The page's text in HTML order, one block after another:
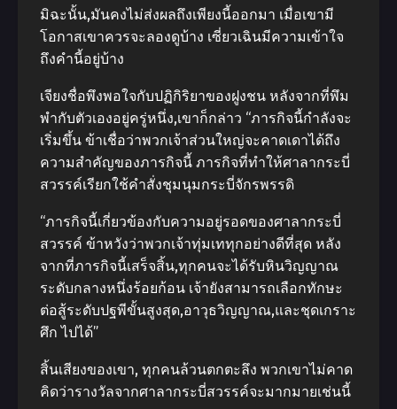
มิฉะนั้น,มันคงไม่ส่งผลถึงเพียงนี้ออกมา เมื่อเขามี
โอกาสเขาควรจะลองดูบ้าง เซี่ยวเฉินมีความเข้าใจ
ถึงคํานี้อยู่บ้าง
เจียงชื่อพึงพอใจกับปฏิกิริยาของฝูงชน หลังจากที่พึม
พํากับตัวเองอยู่ครู่หนึ่ง,เขาก็กล่าว “ภารกิจนี้กําลังจะ
เริ่มขึ้น ข้าเชื่อว่าพวกเจ้าส่วนใหญ่จะคาดเดาได้ถึง
ความสําคัญของภารกิจนี้ ภารกิจที่ทําให้ศาลากระบี่
สวรรค์เรียกใช้คําสั่งชุมนุมกระบี่จักรพรรดิ
“ภารกิจนี้เกี่ยวข้องกับความอยู่รอดของศาลากระบี่
สวรรค์ ข้าหวังว่าพวกเจ้าทุ่มเททุกอย่างดีที่สุด หลัง
จากที่ภารกิจนี้เสร็จสิ้น,ทุกคนจะได้รับหินวิญญาณ
ระดับกลางหนึ่งร้อยก้อน เจ้ายังสามารถเลือกทักษะ
ต่อสู้ระดับปฐพีขั้นสูงสุด,อาวุธวิญญาณ,และชุดเกราะ
ศึก ไปได้”
สิ้นเสียงของเขา, ทุกคนล้วนตกตะลึง พวกเขาไม่คาด
คิดว่ารางวัลจากศาลากระบี่สวรรค์จะมากมายเช่นนี้